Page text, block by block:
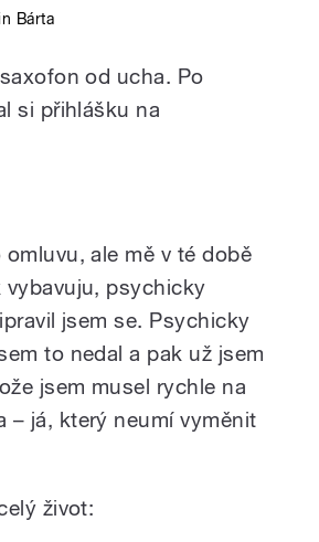
Bárta
od ucha. Po
si přihlášku na
ale mě v té době
vybavuju, psychicky
jsem se. Psychicky
to nedal a pak už jsem
jsem musel rychle na
– já, který neumí vyměnit
život: